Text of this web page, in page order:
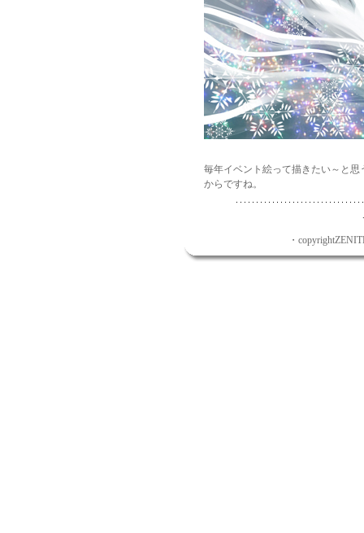
毎年イベント絵って描きたい～と
からですね。
・